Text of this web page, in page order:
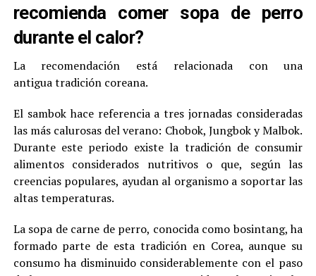
recomienda comer sopa de perro
durante el calor?
La recomendación está relacionada con una
antigua tradición coreana.
El sambok hace referencia a tres jornadas consideradas
las más calurosas del verano: Chobok, Jungbok y Malbok.
Durante este periodo existe la tradición de consumir
alimentos considerados nutritivos o que, según las
creencias populares, ayudan al organismo a soportar las
altas temperaturas.
La sopa de carne de perro, conocida como bosintang, ha
formado parte de esta tradición en Corea, aunque su
consumo ha disminuido considerablemente con el paso